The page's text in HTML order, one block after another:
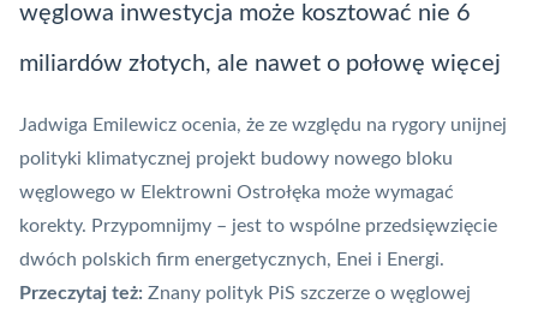
węglowa inwestycja może kosztować nie 6
miliardów złotych, ale nawet o połowę więcej
Jadwiga Emilewicz ocenia, że ze względu na rygory unijnej
polityki klimatycznej projekt budowy nowego bloku
węglowego w Elektrowni Ostrołęka może wymagać
korekty. Przypomnijmy – jest to wspólne przedsięwzięcie
dwóch polskich firm energetycznych, Enei i Energi.
Przeczytaj też: Znany polityk PiS szczerze o węglowej